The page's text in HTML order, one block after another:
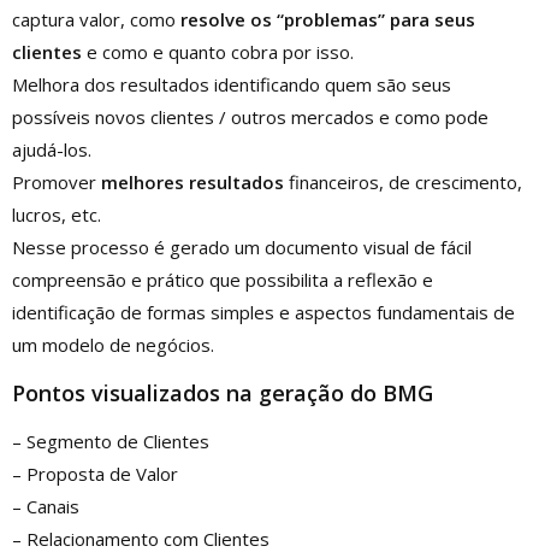
captura valor, como resolve os “problemas” para seus
clientes e como e quanto cobra por isso.
Melhora dos resultados identificando quem são seus
possíveis novos clientes / outros mercados e como pode
ajudá-los.
Promover melhores resultados financeiros, de crescimento,
lucros, etc.
Nesse processo é gerado um documento visual de fácil
compreensão e prático que possibilita a reflexão e
identificação de formas simples e aspectos fundamentais de
um modelo de negócios.
Pontos visualizados na geração do BMG
– Segmento de Clientes
– Proposta de Valor
– Canais
– Relacionamento com Clientes